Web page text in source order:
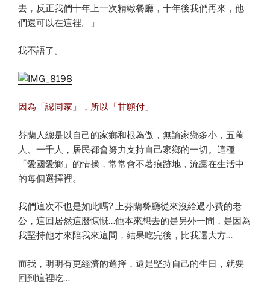
去，反正我們十年上一次精緻餐廳，十年後我們再來，他
們還可以在這裡。」
我不語了。
因為「認同家」，所以「甘願付」
芬蘭人總是以自己的家鄉和根為傲，無論家鄉多小，五萬
人、一千人，居民都會努力支持自己家鄉的一切。這種
「愛國愛鄉」的情操，常常會不著痕跡地，流露在生活中
的每個選擇裡。
我們這次不也是如此嗎? 上芬蘭餐廳從來沒給過小費的老
公，這回居然這麼慷慨…他本來想去的是另外一間，是因為
我堅持他才來陪我來這間，結果吃完後，比我還大方…
而我，明明有更經濟的選擇，還是堅持自己的生日，就要
回到這裡吃…